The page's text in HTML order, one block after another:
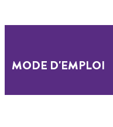
MODE D'EMPLOI